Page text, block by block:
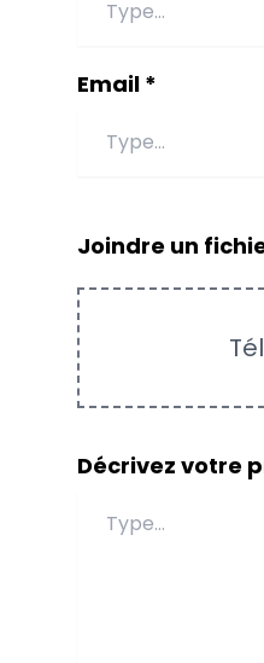
Email *
Joindre un
Décrivez votre